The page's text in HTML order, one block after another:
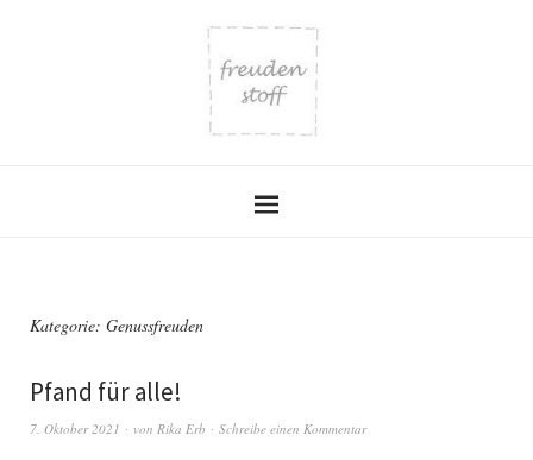
Kategorie: Genussfreuden
Pfand für alle!
7. Oktober 2021 von Rika Erb Schreibe einen Kommentar